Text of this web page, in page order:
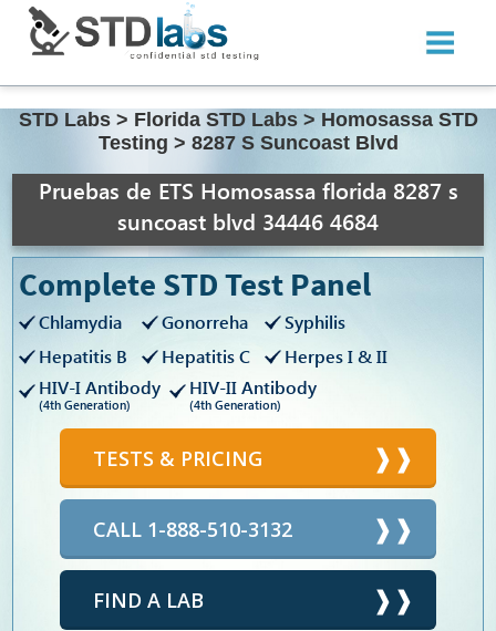
STD Labs > Florida STD Labs > Homosassa STD
Testing > 8287 S Suncoast Blvd
Pruebas de ETS Homosassa florida 8287 s
suncoast blvd 34446 4684
Complete STD Test Panel
Chlamydia Gonorreha
Syphilis
Hepatitis B
Hepatitis C
Herpes I & II
HIV-I Antibody
(4th Generation)
HIV-II Antibody
(4th Generation)
TESTS & PRICING
CALL 1-888-510-3132
FIND A LAB